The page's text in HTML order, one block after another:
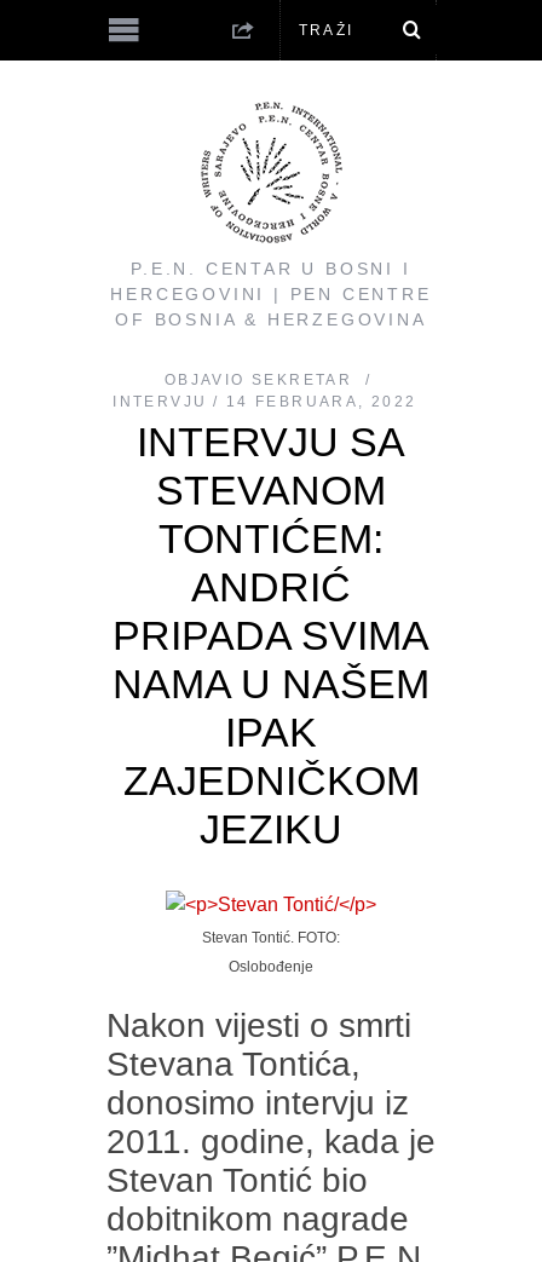
P.E.N. CENTAR U BOSNI I
HERCEGOVINI | PEN CENTRE
OF BOSNIA & HERZEGOVINA
OBJAVIO
SEKRETAR
INTERVJU
14 FEBRUARA, 2022
INTERVJU SA
STEVANOM
TONTIĆEM:
ANDRIĆ
PRIPADA SVIMA
NAMA U NAŠEM
IPAK
ZAJEDNIČKOM
JEZIKU
Stevan Tontić. FOTO:
Oslobođenje
Nakon vijesti o smrti
Stevana Tontića,
donosimo intervju iz
2011. godine, kada je
Stevan Tontić bio
dobitnikom nagrade